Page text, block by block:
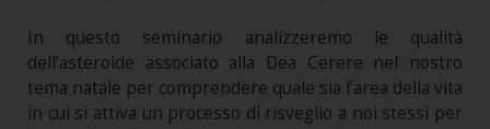
In questo seminario analizzeremo le qualità
dell’asteroide associato alla Dea Cerere nel nostro
tema natale per comprendere quale sia l’area della vita
in cui si attiva un processo di risveglio a noi stessi per